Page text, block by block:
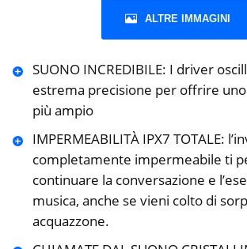
ALTRE IMMAGINI
SUONO INCREDIBILE: I driver
estrema precisione per offrire
più ampio
IMPERMEABILITÀ IPX7 TOTALE:
completamente impermeabile ti
continuare la conversazione e
musica, anche se vieni colto di
acquazzone.